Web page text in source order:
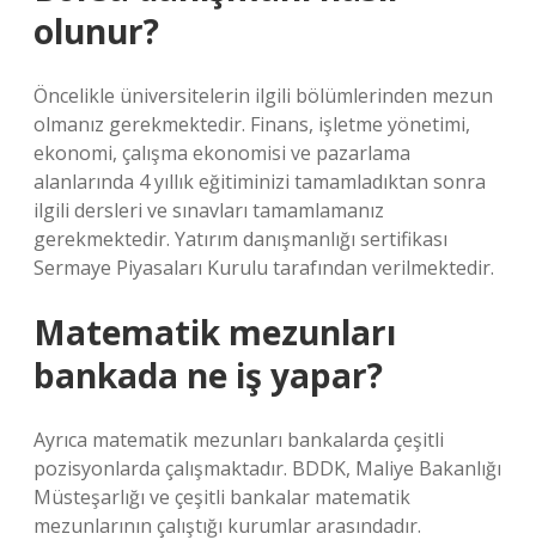
olunur?
Öncelikle üniversitelerin ilgili bölümlerinden mezun
olmanız gerekmektedir. Finans, işletme yönetimi,
ekonomi, çalışma ekonomisi ve pazarlama
alanlarında 4 yıllık eğitiminizi tamamladıktan sonra
ilgili dersleri ve sınavları tamamlamanız
gerekmektedir. Yatırım danışmanlığı sertifikası
Sermaye Piyasaları Kurulu tarafından verilmektedir.
Matematik mezunları
bankada ne iş yapar?
Ayrıca matematik mezunları bankalarda çeşitli
pozisyonlarda çalışmaktadır. BDDK, Maliye Bakanlığı
Müsteşarlığı ve çeşitli bankalar matematik
mezunlarının çalıştığı kurumlar arasındadır.